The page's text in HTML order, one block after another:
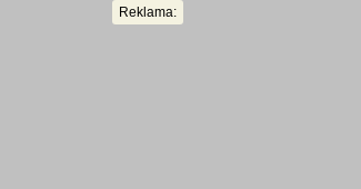
Reklama: